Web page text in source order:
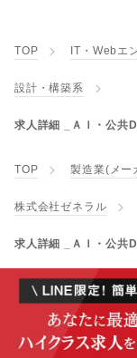
TOP IT・Webエ
設計・構築系
求人詳細 _ＡＩ・公共
TOP 製造業(メー
株式会社ゼネラル
求人詳細 _ＡＩ・公共